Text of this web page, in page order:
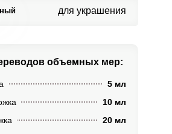
для украшения
объемных мер:
5 мл
10 мл
20 мл